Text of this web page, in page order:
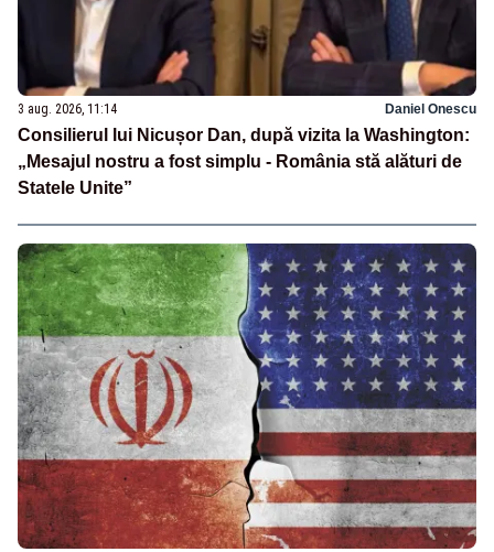
3 aug. 2026, 11:14 Daniel Onescu
Consilierul lui Nicușor Dan, după vizita la Washington:
„Mesajul nostru a fost simplu - România stă alături de
Statele Unite”